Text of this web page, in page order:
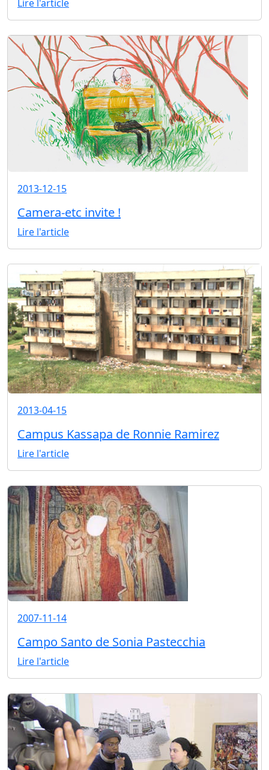
Lire l'article
2013-12-15
Camera-etc invite !
Lire l'article
2013-04-15
Campus Kassapa de Ronnie Ramirez
Lire l'article
2007-11-14
Campo Santo de Sonia Pastecchia
Lire l'article